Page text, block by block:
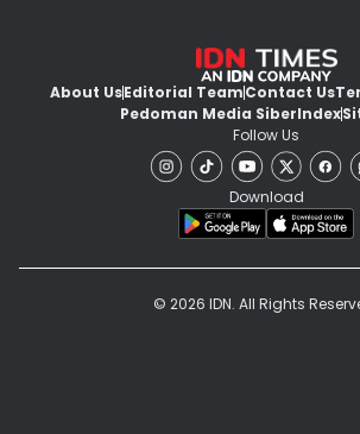
About UsEditorial TeamContact Us
Pedoman Media SiberIndex
Follow Us
Download
© 2026 IDN. All Rights